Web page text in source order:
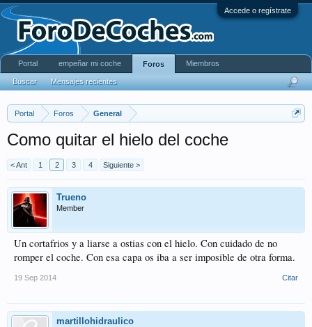
Accede o regístrate
Portal Foros General
Como quitar el hielo del coche
< Ant 1 2 3 4 Siguiente >
Trueno
Member
Un cortafrios y a liarse a ostias con el hielo. Con cuidado de no
romper el coche. Con esa capa os iba a ser imposible de otra forma.
19 Sep 2014 Citar
martillohidraulico
Portal empeñar mi coche Foros
Buscar Mensajes recientes
Miembros